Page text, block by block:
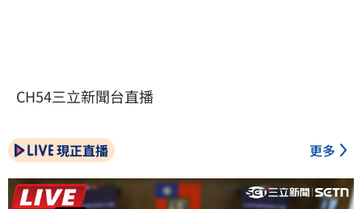
CH54三立新聞台直播
現正直播 更多